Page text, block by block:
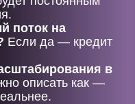
поток на
Если да — кредит
в
описать как —